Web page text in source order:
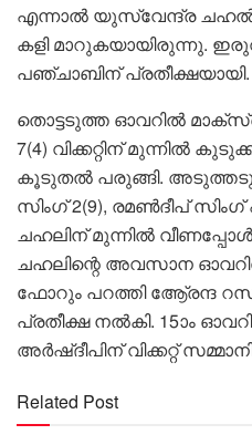
എന്നാൽ യുസ്‌വേന്ദ്ര ചഹൽ
കളി മാറുകയായിരുന്നു.
പഞ്ചാബിന്
തൊട്ടടുത്ത ഓവറിൽ
7(4) വിക്കറ്റിന് മുന്നിൽ
കൂടുതൽ പരുങ്ങി.
സിംഗ് 2(9), രമൺദീപ്
ചഹലിന് മുന്നിൽ
ചഹലിന്റെ അവസാന
ഫോറും പറത്തി ആേ്രന്ദ
പ്രതീക്ഷ നൽകി. 15ാം
അർഷ്ദീപിന് വിക്കറ്റ്
Related Post